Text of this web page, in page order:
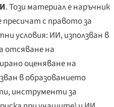
. Този материал е наръчник
пресичат с правото за
условия: ИИ, използван в
отсяване на
оценяване на
в образованието
инструменти за